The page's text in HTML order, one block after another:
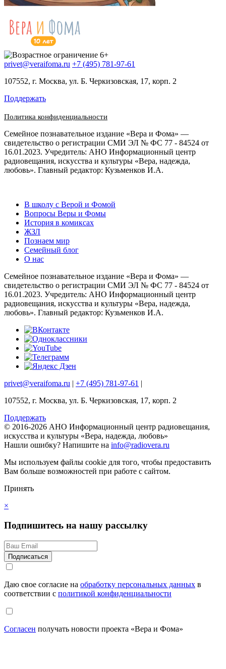
privet@veraifoma.ru +7 (495) 781-97-61
107552, г. Москва, ул. Б. Черкизовская, 17, корп. 2
Поддержать
Политика конфиденциальности
Семейное познавательное издание «Вера и Фома» —
свидетельство о регистрации СМИ ЭЛ № ФС 77 - 84524 от
16.01.2023. Учредитель: АНО Информационный центр
радиовещания, искусства и культуры «Вера, надежда,
любовь». Главный редактор: Кузьменков И.А.
В школу с Верой и Фомой
Вопросы Веры и Фомы
История в комиксах
ЖЗЛ
Познаем мир
Семейный блог
О нас
Семейное познавательное издание «Вера и Фома» —
свидетельство о регистрации СМИ ЭЛ № ФС 77 - 84524 от
16.01.2023. Учредитель: АНО Информационный центр
радиовещания, искусства и культуры «Вера, надежда,
любовь». Главный редактор: Кузьменков И.А.
privet@veraifoma.ru +7 (495) 781-97-61
107552, г. Москва, ул. Б. Черкизовская, 17, корп. 2
Поддержать
© 2016-2026 АНО Информационный центр радиовещания,
искусства и культуры «Вера, надежда, любовь»
Нашли ошибку? Напишите на info@radiovera.ru
Мы используем файлы cookie для того, чтобы предоставить
Вам больше возможностей при работе с сайтом.
Принять
×
Подпишитесь на нашу рассылку
Даю свое согласие на обработку персональных данных в
соответствии с политикой конфиденциальности
Согласен получать новости проекта «Вера и Фома»